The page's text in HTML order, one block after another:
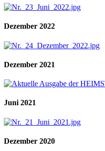
Dezember 2022
Dezember 2021
Juni 2021
Dezember 2020